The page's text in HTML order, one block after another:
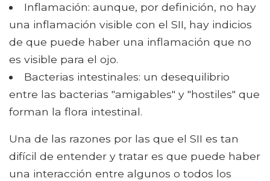
Inflamación: aunque, por definición, no hay
una inflamación visible con el SII, hay indicios
de que puede haber una inflamación que no
es visible para el ojo.
Bacterias intestinales: un desequilibrio
entre las bacterias "amigables" y "hostiles" que
forman la flora intestinal.
Una de las razones por las que el SII es tan
difícil de entender y tratar es que puede haber
una interacción entre algunos o todos los